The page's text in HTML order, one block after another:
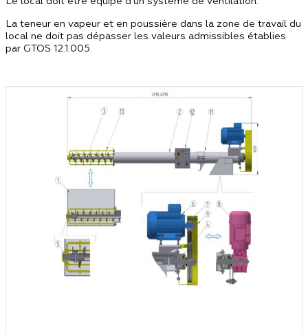
La teneur en vapeur et en poussière dans la zone de travail du
local ne doit pas dépasser les valeurs admissibles établies
par GTOS 12.1.005.